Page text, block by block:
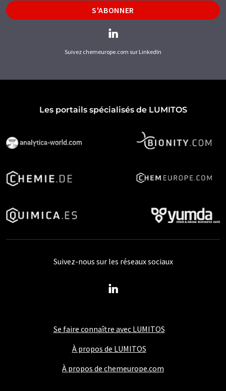
S'ABONNER
Suivez chemeurope.com sur LinkedIn
Les portails spécialisés de LUMITOS
Se faire connaître avec LUMITOS
À propos de LUMITOS
À propos de chemeurope.com
Suivez-nous sur les réseaux sociaux